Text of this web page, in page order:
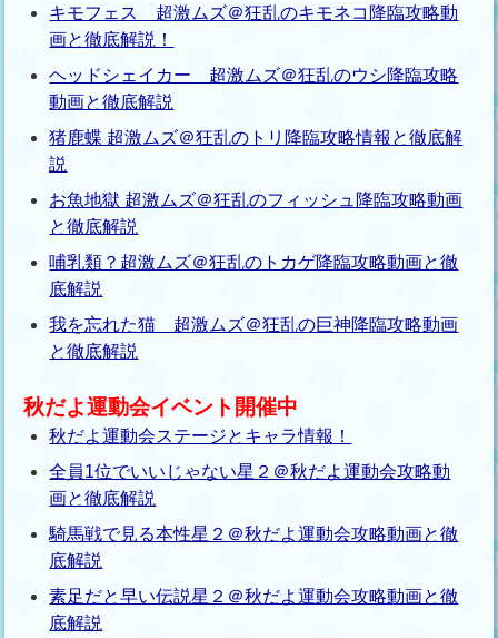
キモフェス 超激ムズ＠狂乱のキモネコ降臨攻略動
画と徹底解説！
ヘッドシェイカー 超激ムズ＠狂乱のウシ降臨攻略
動画と徹底解説
猪鹿蝶 超激ムズ＠狂乱のトリ降臨攻略情報と徹底解
説
お魚地獄 超激ムズ＠狂乱のフィッシュ降臨攻略動画
と徹底解説
哺乳類？超激ムズ＠狂乱のトカゲ降臨攻略動画と徹
底解説
我を忘れた猫 超激ムズ＠狂乱の巨神降臨攻略動画
と徹底解説
秋だよ運動会イベント開催中
秋だよ運動会ステージとキャラ情報！
全員1位でいいじゃない星２＠秋だよ運動会攻略動
画と徹底解説
騎馬戦で見る本性星２＠秋だよ運動会攻略動画と徹
底解説
素足だと早い伝説星２＠秋だよ運動会攻略動画と徹
底解説